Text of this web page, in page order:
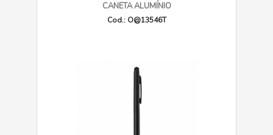
CANETA ALUMÍNIO
Cod.: O@13546T